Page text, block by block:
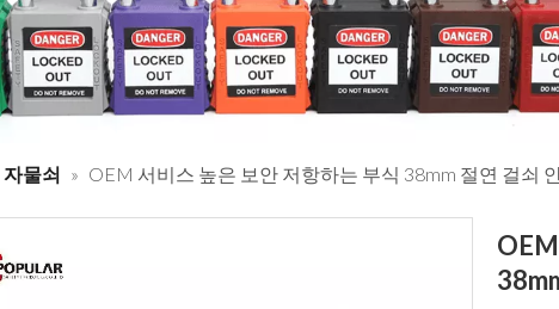
물쇠 » OEM 서비스 높은 보안 저항하는 부식 38mm 절연 걸쇠